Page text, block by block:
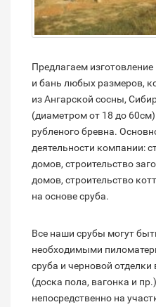
Предлагаем изготовление
и бань любых размеров,
из Ангарской сосны,
(диаметром от 18 до
рубленого бревна.
деятельности компании:
домов, строительство
домов, строительство
на основе сруба.
Все наши срубы могут
необходимыми
сруба и черновой
(доска пола, вагонка и
непосредственно на